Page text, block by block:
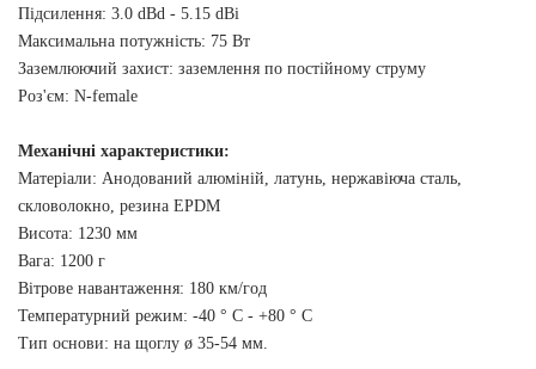
Підсилення: 3.0 dBd - 5.15 dBi
Максимальна потужність: 75 Вт
Заземлюючий захист: заземлення по постійному струму
Роз'єм: N-female
Механічні характеристики:
Матеріали: Анодований алюміній, латунь, нержавіюча сталь,
скловолокно, резина EPDM
Висота: 1230 мм
Вага: 1200 г
Вітрове навантаження: 180 км/год
Температурний режим: -40 ° С - +80 ° С
Тип основи: на щоглу ø 35-54 мм.